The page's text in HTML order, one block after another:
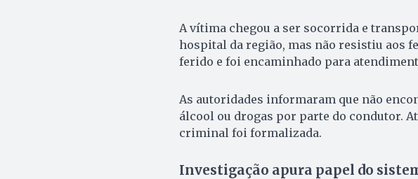
A vítima chegou a ser socorrida e
hospital da região, mas não resistiu aos
ferido e foi encaminhado para
As autoridades informaram que não
álcool ou drogas por parte do condutor.
criminal foi formalizada.
Investigação apura papel do